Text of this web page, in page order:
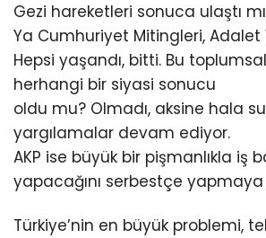
Gezi hareketleri sonuca ulaştı
Ya Cumhuriyet Mitingleri, Adalet
Hepsi yaşandı, bitti. Bu
herhangi bir siyasi sonucu
oldu mu? Olmadı, aksine hala
yargılamalar devam ediyor.
AKP ise büyük bir pişmanlıkla iş
yapacağını serbestçe
Türkiye’nin en büyük problemi,